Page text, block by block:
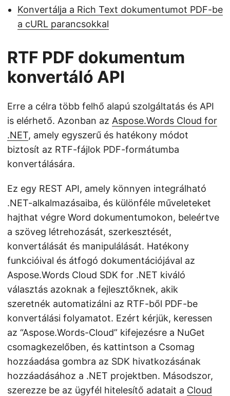
Konvertálja a Rich Text dokumentumot PDF-be
a cURL parancsokkal
RTF PDF dokumentum
konvertáló API
Erre a célra több felhő alapú szolgáltatás és API
is elérhető. Azonban az Aspose.Words Cloud for
.NET, amely egyszerű és hatékony módot
biztosít az RTF-fájlok PDF-formátumba
konvertálására.
Ez egy REST API, amely könnyen integrálható
.NET-alkalmazásaiba, és különféle műveleteket
hajthat végre Word dokumentumokon, beleértve
a szöveg létrehozását, szerkesztését,
konvertálását és manipulálását. Hatékony
funkcióival és átfogó dokumentációjával az
Aspose.Words Cloud SDK for .NET kiváló
választás azoknak a fejlesztőknek, akik
szeretnék automatizálni az RTF-ből PDF-be
konvertálási folyamatot. Ezért kérjük, keressen
az “Aspose.Words-Cloud” kifejezésre a NuGet
csomagkezelőben, és kattintson a Csomag
hozzáadása gombra az SDK hivatkozásának
hozzáadásához a .NET projektben. Másodszor,
szerezze be az ügyfél hitelesítő adatait a Cloud